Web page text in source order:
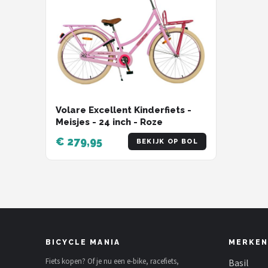
Volare Excellent Kinderfiets -
Meisjes - 24 inch - Roze
€ 279,95 BEKIJK OP BOL
BICYCLE MANIA
Fiets kopen? Of je nu een e-bike, racefiets,
MERKEN
Basil